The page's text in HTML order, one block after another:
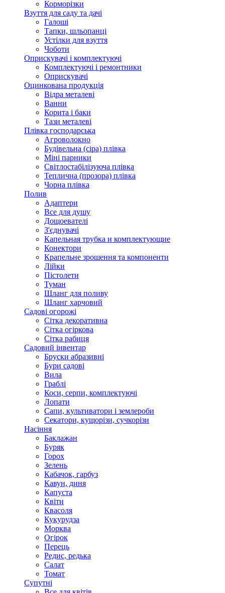
Корморізки
Взуття для саду та дачі
Галоші
Тапки, шльопанці
Устілки для взуття
Чоботи
Оприскувачі і комплектуючі
Комплектуючі і ремонтники
Оприскувачі
Оцинкована продукція
Відра металеві
Ванни
Корита і баки
Тази металеві
Плівка господарська
Агроволокно
Будівельна (сіра) плівка
Міні парники
Світлостабілізуюча плівка
Теплична (прозора) плівка
Чорна плівка
Полив
Адаптери
Все для душу
Дощоевателі
З'єднувачі
Капельная трубка и комплектующие
Конектори
Крапельне зрошення та компоненти
Лійки
Пістолети
Туман
Шланг для поливу
Шланг харчовий
Садові огорожі
Сітка декоративна
Сітка огіркова
Сітка рабиця
Садовий інвентар
Бруски абразивні
Бури садові
Вила
Граблі
Коси, серпи, комплектуючі
Лопати
Сапи, культиватори і землероби
Секатори, кущорізи, сучкорізи
Насіння
Баклажан
Буряк
Горох
Зелень
Кабачок, гарбуз
Кавун, диня
Капуста
Квіти
Квасоля
Кукурудза
Морква
Огірок
Перець
Редис, редька
Салат
Томат
Супутні